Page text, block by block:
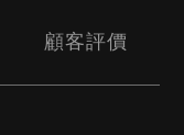
顧客評價